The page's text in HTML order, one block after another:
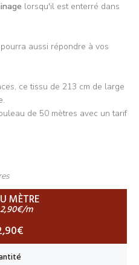
lorsqu'il est enterré dans
aussi répondre à vos
ce tissu de 213 cm de large
de 50 mètres avec un tarif
MÈTRE
2,90€/m